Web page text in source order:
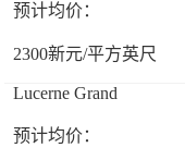
预计均价：
2300新元/平方英尺
Lucerne Grand
预计均价：